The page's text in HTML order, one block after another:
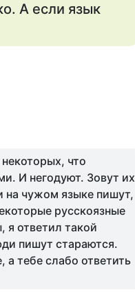
А если язык
что
И негодуют. Зовут их
на чужом языке пишут,
русскоязные
я ответил такой
пишут стараются.
тебе слабо ответить